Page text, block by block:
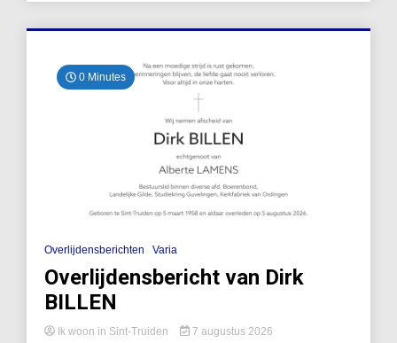
0 Minutes
Overlijdensberichten Varia
Overlijdensbericht van Dirk
BILLEN
Ik woon in Sint-Truiden 7 augustus 2026